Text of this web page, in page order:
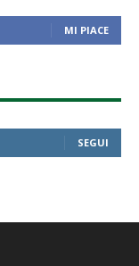
MI PIACE
SEGUI